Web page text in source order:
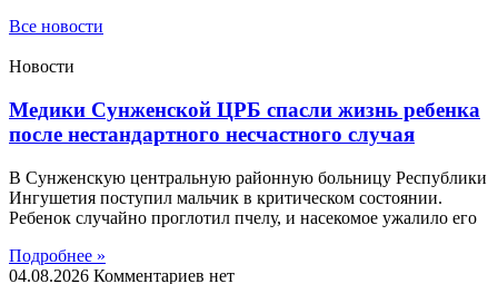
Все новости
Новости
Медики Сунженской ЦРБ спасли жизнь ребенка
после нестандартного несчастного случая
В Сунженскую центральную районную больницу Республики
Ингушетия поступил мальчик в критическом состоянии.
Ребенок случайно проглотил пчелу, и насекомое ужалило его
Подробнее »
04.08.2026 Комментариев нет